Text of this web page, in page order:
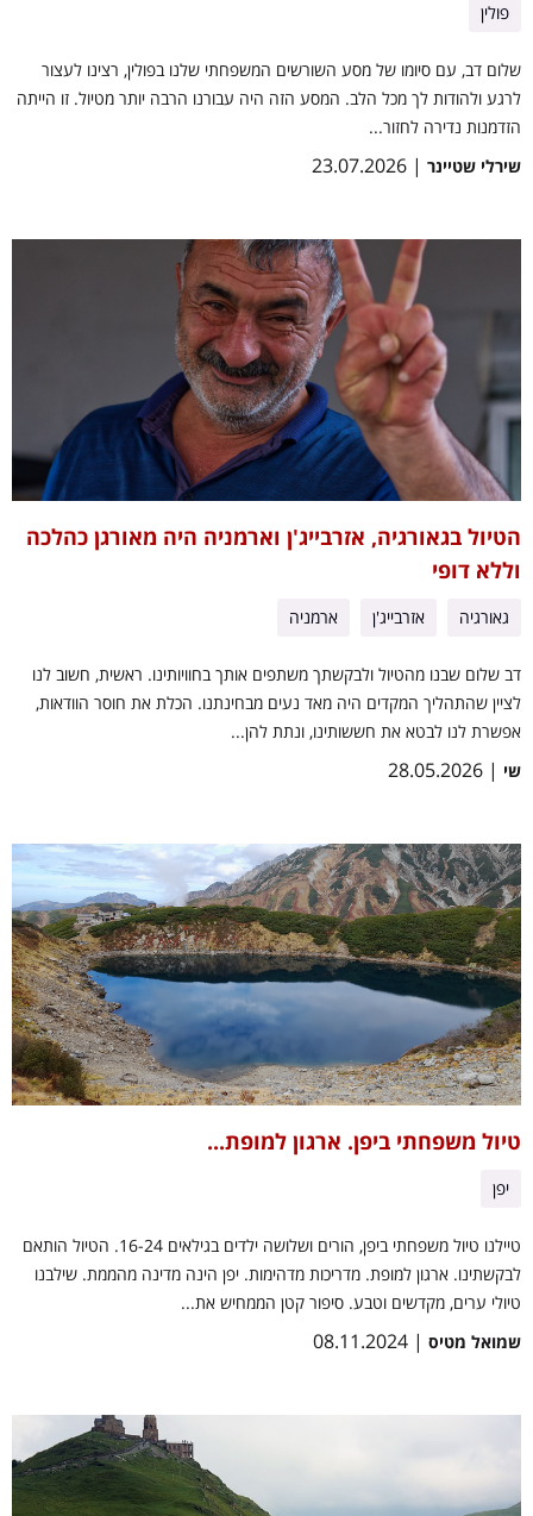
פולין
שלום דב, עם סיומו של מסע השורשים המשפחתי שלנו בפולין, רצינו לעצור
לרגע ולהודות לך מכל הלב. המסע הזה היה עבורנו הרבה יותר מטיול. זו הייתה
הזדמנות נדירה לחזור...
שירלי שטיינר | 23.07.2026
הטיול בגאורגיה, אזרבייג'ן וארמניה היה מאורגן כהלכה
וללא דופי
גאורגיה אזרבייג'ן ארמניה
דב שלום שבנו מהטיול ולבקשתך משתפים אותך בחוויותינו. ראשית, חשוב לנו
לציין שהתהליך המקדים היה מאד נעים מבחינתנו. הכלת את חוסר הוודאות,
אפשרת לנו לבטא את חששותינו, ונתת להן...
שי | 28.05.2026
טיול משפחתי ביפן. ארגון למופת...
יפן
טיילנו טיול משפחתי ביפן, הורים ושלושה ילדים בגילאים 16-24. הטיול הותאם
לבקשתינו. ארגון למופת. מדריכות מדהימות. יפן הינה מדינה מהממת. שילבנו
טיולי ערים, מקדשים וטבע. סיפור קטן הממחיש את...
שמואל מטיס | 08.11.2024